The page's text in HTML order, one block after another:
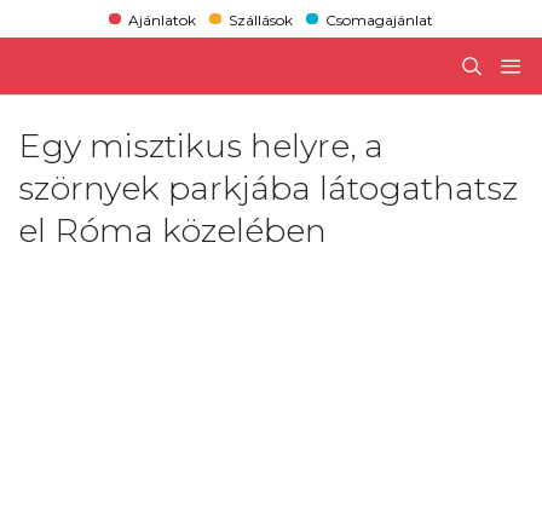
Ajánlatok Szállások Csomagajánlat
Egy misztikus helyre, a
szörnyek parkjába látogathatsz
el Róma közelében